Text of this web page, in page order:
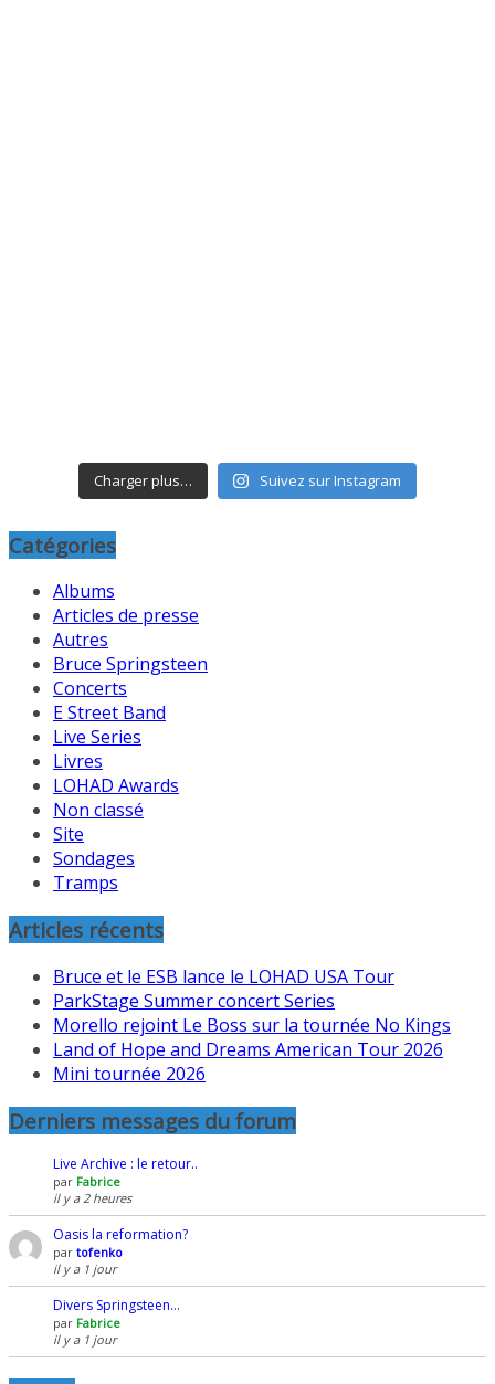
Charger plus… Suivez sur Instagram
Catégories
Albums
Articles de presse
Autres
Bruce Springsteen
Concerts
E Street Band
Live Series
Livres
LOHAD Awards
Non classé
Site
Sondages
Tramps
Articles récents
Bruce et le ESB lance le LOHAD USA Tour
ParkStage Summer concert Series
Morello rejoint Le Boss sur la tournée No Kings
Land of Hope and Dreams American Tour 2026
Mini tournée 2026
Derniers messages du forum
Live Archive : le retour..
par Fabrice
il y a 2 heures
Oasis la reformation?
par tofenko
il y a 1 jour
Divers Springsteen…
par Fabrice
il y a 1 jour